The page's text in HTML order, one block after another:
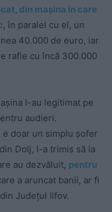
din mașina în care
, în paralel cu el, un
40.000 de euro, iar
rafie cu încă 300.000
l-au legitimat pe
audieri.
doar un simplu șofer
Dolj, l-a trimis să ia
au dezvăluit, pentru
a aruncat banii, ar fi
Județul Ilfov.